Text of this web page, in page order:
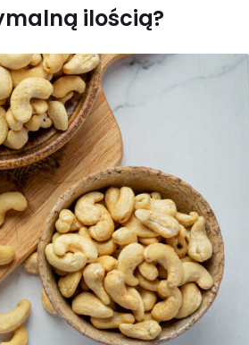
ilością?